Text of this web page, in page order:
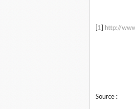
1 http://
Source :